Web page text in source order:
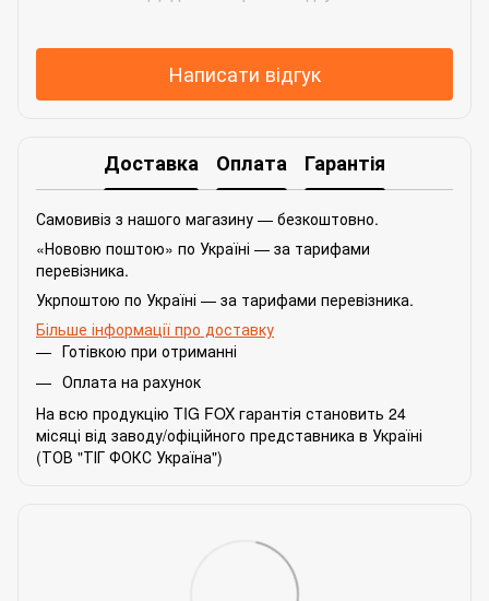
Написати відгук
Доставка Оплата Гарантія
Самовивіз з нашого магазину — безкоштовно.
«Нововю поштою» по Україні — за тарифами
перевізника.
Укрпоштою по Україні — за тарифами перевізника.
Більше інформації про доставку
Готівкою при отриманні
Оплата на рахунок
На всю продукцію TIG FOX гарантія становить 24
місяці від заводу/офіційного представника в Україні
(ТОВ "ТІГ ФОКС Україна")